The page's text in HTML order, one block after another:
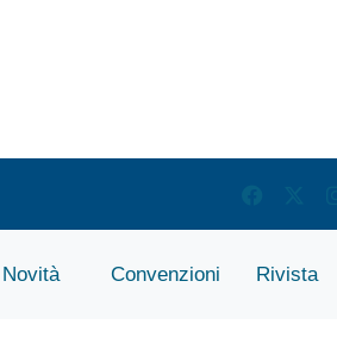
Novità Convenzioni Rivista